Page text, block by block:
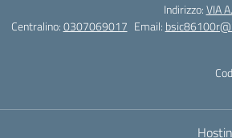
Indirizzo:VIA
Centralino:0307069017 Email: